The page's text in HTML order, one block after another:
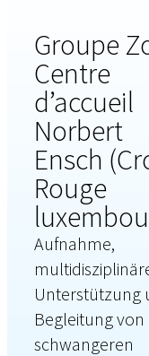
Groupe
Centre
d’accueil
Norbert
Ensch
Rouge
Aufnahme,
Unterstützung
Begleitung von
schwangeren